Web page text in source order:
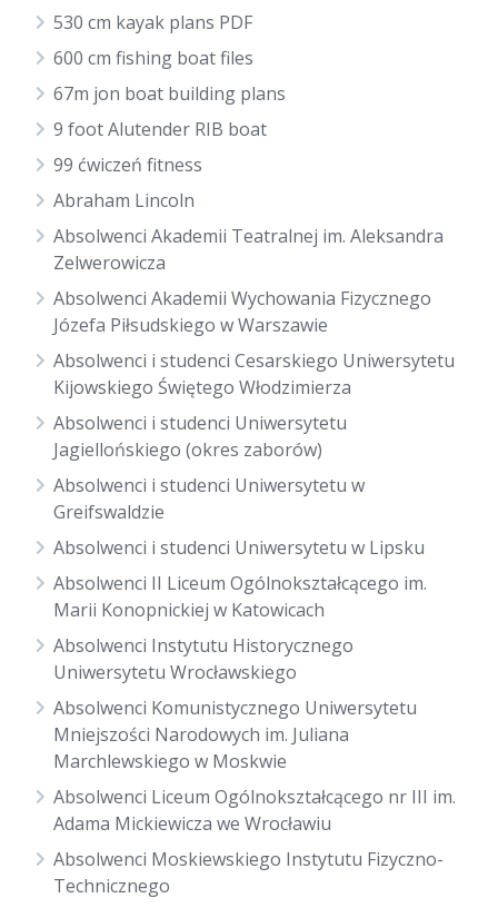
530 cm kayak plans PDF
600 cm fishing boat files
67m jon boat building plans
9 foot Alutender RIB boat
99 ćwiczeń fitness
Abraham Lincoln
Absolwenci Akademii Teatralnej im. Aleksandra
Zelwerowicza
Absolwenci Akademii Wychowania Fizycznego
Józefa Piłsudskiego w Warszawie
Absolwenci i studenci Cesarskiego Uniwersytetu
Kijowskiego Świętego Włodzimierza
Absolwenci i studenci Uniwersytetu
Jagiellońskiego (okres zaborów)
Absolwenci i studenci Uniwersytetu w
Greifswaldzie
Absolwenci i studenci Uniwersytetu w Lipsku
Absolwenci II Liceum Ogólnokształcącego im.
Marii Konopnickiej w Katowicach
Absolwenci Instytutu Historycznego
Uniwersytetu Wrocławskiego
Absolwenci Komunistycznego Uniwersytetu
Mniejszości Narodowych im. Juliana
Marchlewskiego w Moskwie
Absolwenci Liceum Ogólnokształcącego nr III im.
Adama Mickiewicza we Wrocławiu
Absolwenci Moskiewskiego Instytutu Fizyczno-
Technicznego